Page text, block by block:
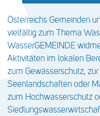
Österreichs Gemeinden
vielfältig zum Thema
WasserGEMEINDE
Aktivitäten im lokalen
zum Gewässerschutz,
Seenlandschaften oder
zum Hochwasserschutz